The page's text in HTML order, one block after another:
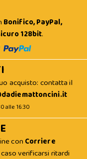
Bonifico, PayPal,
128bit.
acquisto: contatta il
alle 16:30
con Corriere
verificarsi ritardi